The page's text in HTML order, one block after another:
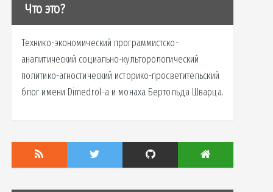
Что это?
Технико-экономический программистско-
аналитический социально-культорологический
политико-агностический историко-просветительский
блог имени Dimedrol-a и монаха Бертольда Шварца.